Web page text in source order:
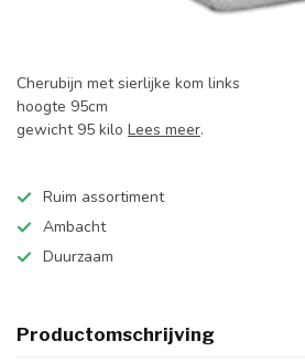
Cherubijn met sierlijke kom links
hoogte 95cm
gewicht 95 kilo Lees meer.
Ruim assortiment
Ambacht
Duurzaam
Productomschrijving